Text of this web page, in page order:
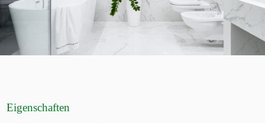
Eigenschaften